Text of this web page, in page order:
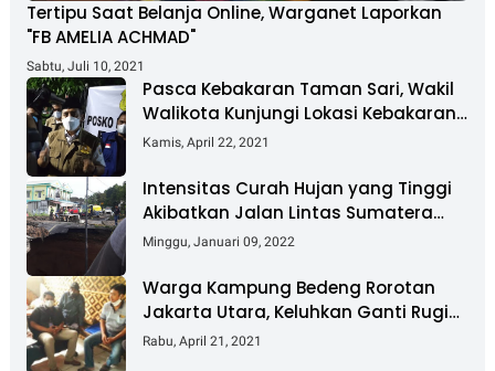
Tertipu Saat Belanja Online, Warganet Laporkan
"FB AMELIA ACHMAD"
Sabtu, Juli 10, 2021
Pasca Kebakaran Taman Sari, Wakil
Walikota Kunjungi Lokasi Kebakaran
Dan Salurkan Bantuan
Kamis, April 22, 2021
Intensitas Curah Hujan yang Tinggi
Akibatkan Jalan Lintas Sumatera
Nyaris Putus
Minggu, Januari 09, 2022
Warga Kampung Bedeng Rorotan
Jakarta Utara, Keluhkan Ganti Rugi
Pembebasan Lahan Tol Cibitung -
Rabu, April 21, 2021